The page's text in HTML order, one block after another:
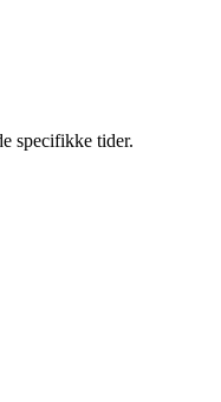
specifikke tider.